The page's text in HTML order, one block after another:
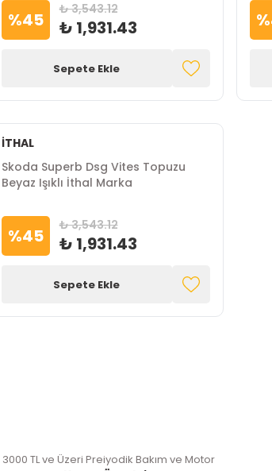
%45 ₺ 3,543.12
₺ 1,931.43
Sepete Ekle
%
İTHAL
Skoda Superb Dsg Vites Topuzu
Beyaz Işıklı İthal Marka
%45 ₺ 3,543.12
₺ 1,931.43
Sepete Ekle
3000 TL ve Üzeri Preiyodik Bakım ve Motor